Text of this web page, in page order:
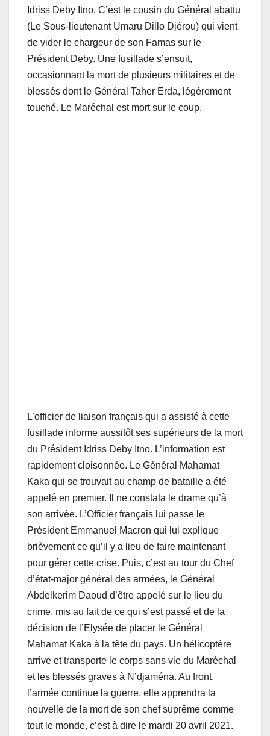
Idriss Deby Itno. C’est le cousin du Général abattu
(Le Sous-lieutenant Umaru Dillo Djérou) qui vient
de vider le chargeur de son Famas sur le
Président Deby. Une fusillade s’ensuit,
occasionnant la mort de plusieurs militaires et de
blessés dont le Général Taher Erda, légèrement
touché. Le Maréchal est mort sur le coup.
L’officier de liaison français qui a assisté à cette
fusillade informe aussitôt ses supérieurs de la mort
du Président Idriss Deby Itno. L’information est
rapidement cloisonnée. Le Général Mahamat
Kaka qui se trouvait au champ de bataille a été
appelé en premier. Il ne constata le drame qu’à
son arrivée. L’Officier français lui passe le
Président Emmanuel Macron qui lui explique
brièvement ce qu’il y a lieu de faire maintenant
pour gérer cette crise. Puis, c’est au tour du Chef
d’état-major général des armées, le Général
Abdelkerim Daoud d’être appelé sur le lieu du
crime, mis au fait de ce qui s’est passé et de la
décision de l’Elysée de placer le Général
Mahamat Kaka à la tête du pays. Un hélicoptère
arrive et transporte le corps sans vie du Maréchal
et les blessés graves à N’djaména. Au front,
l’armée continue la guerre, elle apprendra la
nouvelle de la mort de son chef suprême comme
tout le monde, c’est à dire le mardi 20 avril 2021.